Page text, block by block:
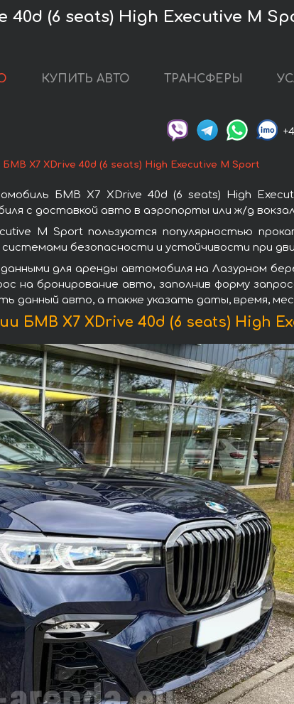
40d (6 seats) High Executive M
КУПИТЬ АВТО ТРАНСФЕРЫ
БМВ X7 XDrive 40d (6 seats) High Executive M Sport
БМВ X7 XDrive 40d (6 seats) High
с доставкой авто в аэропорты или ж/д
M Sport пользуются популярностью
безопасности и устойчивости при
для аренды автомобиля на Лазурном
на бронирование авто, заполнив форму
данный авто, а также указать даты, время,
БМВ X7 XDrive 40d (6 seats) High